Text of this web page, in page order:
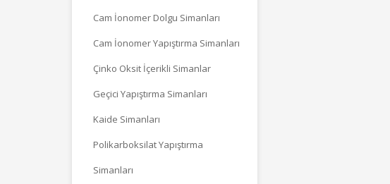
Cam İonomer Dolgu Simanları
Cam İonomer Yapıştırma Simanları
Çinko Oksit İçerikli Simanlar
Geçici Yapıştırma Simanları
Kaide Simanları
Polikarboksilat Yapıştırma
Simanları